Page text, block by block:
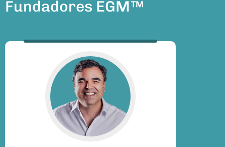
Fundadores EGM™